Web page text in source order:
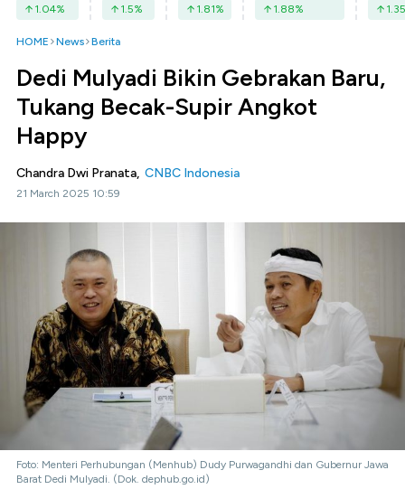
1.04% 1.5% 1.81% 1.88% 1.35
HOME News Berita
Dedi Mulyadi Bikin Gebrakan Baru,
Tukang Becak-Supir Angkot
Happy
Chandra Dwi Pranata, CNBC Indonesia
21 March 2025 10:59
Foto: Menteri Perhubungan (Menhub) Dudy Purwagandhi dan Gubernur Jawa
Barat Dedi Mulyadi. (Dok. dephub.go.id)